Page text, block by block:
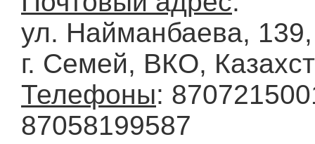
ул. Найманбаева,
г. Семей, ВКО,
Телефоны:
87058199587